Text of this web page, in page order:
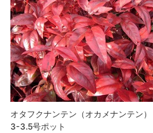
オタフクナンテン（オカメナンテン）
3-3.5号ポット